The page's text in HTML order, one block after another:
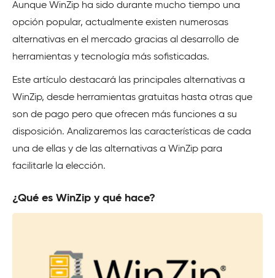
Aunque WinZip ha sido durante mucho tiempo una
opción popular, actualmente existen numerosas
alternativas en el mercado gracias al desarrollo de
herramientas y tecnología más sofisticadas.
Este artículo destacará las principales alternativas a
WinZip, desde herramientas gratuitas hasta otras que
son de pago pero que ofrecen más funciones a su
disposición. Analizaremos las características de cada
una de ellas y de las alternativas a WinZip para
facilitarle la elección.
¿Qué es WinZip y qué hace?